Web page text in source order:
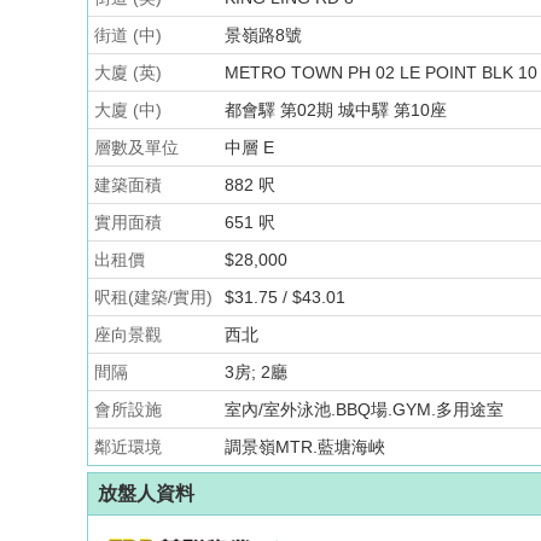
街道 (中)
景嶺路8號
大廈 (英)
METRO TOWN PH 02 LE POINT BLK 10
大廈 (中)
都會驛 第02期 城中驛 第10座
層數及單位
中層 E
建築面積
882 呎
實用面積
651 呎
出租價
$28,000
呎租(建築/實用)
$31.75 / $43.01
座向景觀
西北
間隔
3房; 2廳
會所設施
室內/室外泳池.BBQ場.GYM.多用途室
鄰近環境
調景嶺MTR.藍塘海峽
放盤人資料